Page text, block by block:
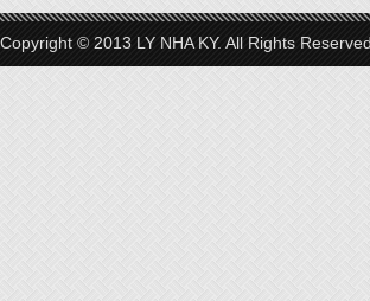
Copyright © 2013 LY NHA KY. All Rights